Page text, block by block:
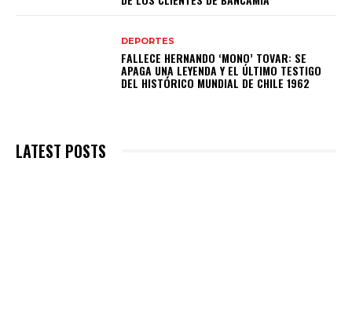
DEPORTES
FALLECE HERNANDO ‘MONO’ TOVAR: SE
APAGA UNA LEYENDA Y EL ÚLTIMO TESTIGO
DEL HISTÓRICO MUNDIAL DE CHILE 1962
LATEST POSTS